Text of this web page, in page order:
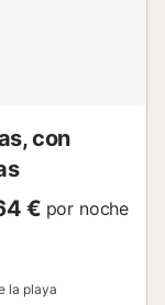
con
€ por noche
la playa